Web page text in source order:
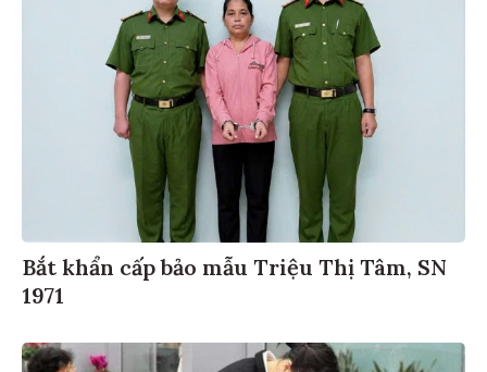
Bắt khẩn cấp bảo mẫu Triệu Thị Tâm, SN
1971